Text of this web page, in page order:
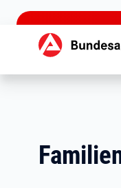
zu den Hauptinhalten